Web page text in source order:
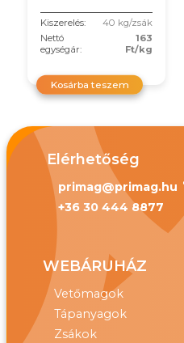
Kiszerelés:
40 kg/zsák
Nettó
egységár:
163
Ft/kg
Kosárba teszem
Elérhetőség
primag@primag.hu
+36 30 444 8877
WEBÁRUHÁZ
Vetőmagok
Tápanyagok
Zsákok